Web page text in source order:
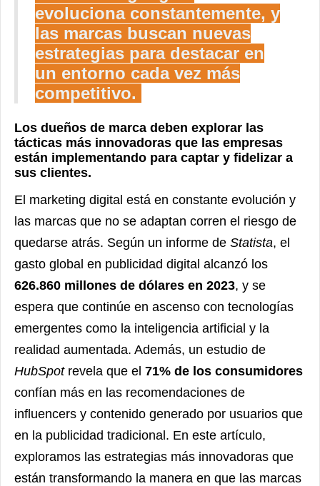
evoluciona constantemente, y
las marcas buscan nuevas
estrategias para destacar en
un entorno cada vez más
competitivo.
Los dueños de marca deben explorar las
tácticas más innovadoras que las empresas
están implementando para captar y fidelizar a
sus clientes.
El marketing digital está en constante evolución y
las marcas que no se adaptan corren el riesgo de
quedarse atrás. Según un informe de Statista, el
gasto global en publicidad digital alcanzó los
626.860 millones de dólares en 2023, y se
espera que continúe en ascenso con tecnologías
emergentes como la inteligencia artificial y la
realidad aumentada. Además, un estudio de
HubSpotrevela que el 71% de los consumidores
confían más en las recomendaciones de
influencers y contenido generado por usuarios que
en la publicidad tradicional. En este artículo,
exploramos las estrategias más innovadoras que
están transformando la manera en que las marcas